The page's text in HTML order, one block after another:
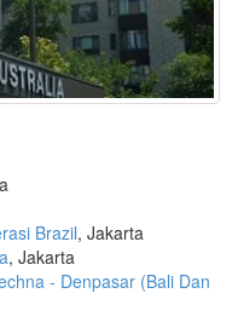
Brazil, Jakarta
, Jakarta
- Denpasar (Bali Dan